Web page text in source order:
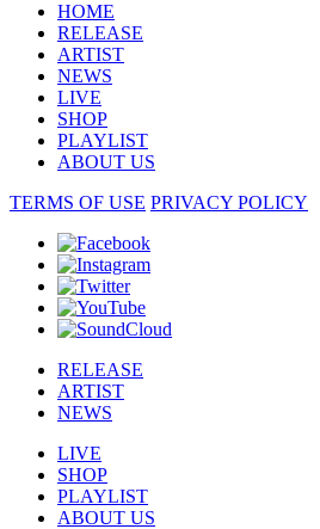
HOME
RELEASE
ARTIST
NEWS
LIVE
SHOP
PLAYLIST
ABOUT US
TERMS OF USE PRIVACY POLICY
RELEASE
ARTIST
NEWS
LIVE
SHOP
PLAYLIST
ABOUT US